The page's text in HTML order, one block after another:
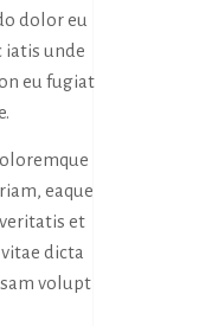
dolor eu
iatis unde
eu fugiat
eaque
et
dicta
volupt